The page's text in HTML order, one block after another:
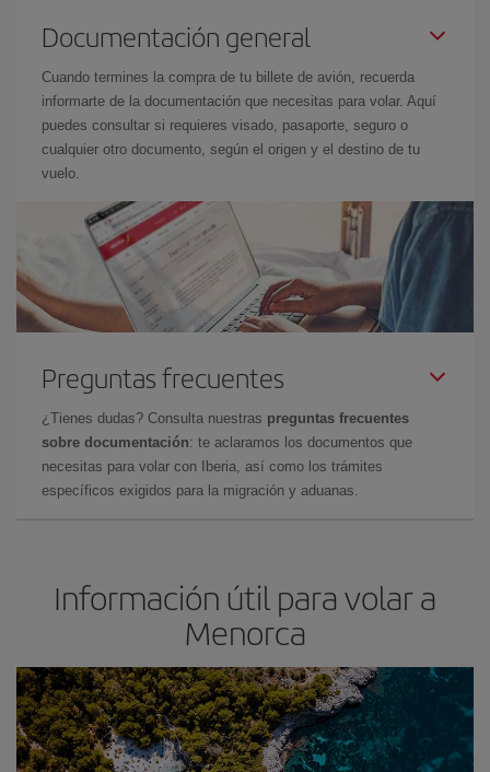
Documentación general
Cuando termines la compra de tu billete de avión, recuerda
informarte de la documentación que necesitas para volar. Aquí
puedes consultar si requieres visado, pasaporte, seguro o
cualquier otro documento, según el origen y el destino de tu
vuelo.
Preguntas frecuentes
¿Tienes dudas? Consulta nuestras preguntas frecuentes
sobre documentación: te aclaramos los documentos que
necesitas para volar con Iberia, así como los trámites
específicos exigidos para la migración y aduanas.
Información útil para volar a
Menorca